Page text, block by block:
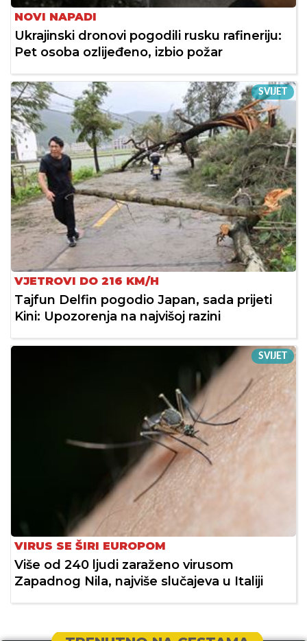
NOVI NAPADI
Ukrajinski dronovi pogodili rusku rafineriju:
Pet osoba ozlijeđeno, izbio požar
SVIJET
VJETROVI DO 216 KM/H
Tajfun Delfin pogodio Japan, sada prijeti
Kini: Upozorenja na najvišoj razini
SVIJET
VIRUS SE ŠIRI EUROPOM
Više od 240 ljudi zaraženo virusom
Zapadnog Nila, najviše slučajeva u Italiji